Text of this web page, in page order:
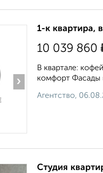
›
1-к квартира,
10 039 860
В квартале:
комфорт Фасады
Агентство,
Студия